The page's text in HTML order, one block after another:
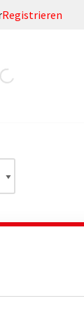
Registrieren